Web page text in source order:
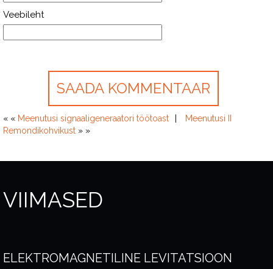
Veebileht
« « Meenutusi signaaligeneraatori töötoast
Meenutusi II
Remondikohvikust » »
VIIMASED
ELEKTROMAGNETILINE LEVITATSIOON